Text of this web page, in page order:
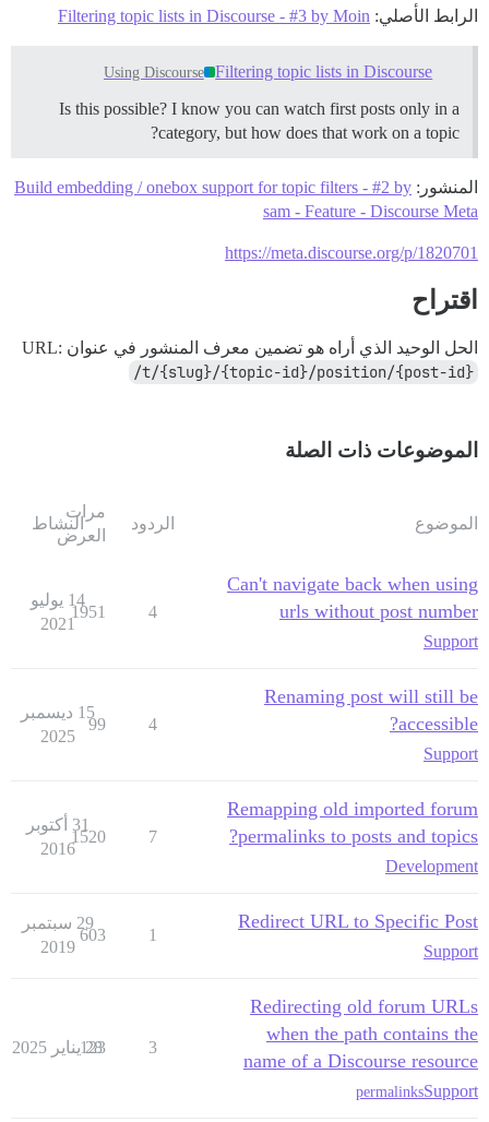
الرابط الأصلي: Filtering topic lists in Discourse - #3 by Moin
Filtering topic lists in Discourse
Using Discourse
Is this possible? I know you can watch first posts only in a
category, but how does that work on a topic?
المنشور: Build embedding / onebox support for topic filters - #2 by
sam - Feature - Discourse Meta
https://meta.discourse.org/p/1820701
اقتراح
الحل الوحيد الذي أراه هو تضمين معرف المنشور في عنوان URL:
/t/{slug}/{topic-id}/position/{post-id}
الموضوعات ذات الصلة
الموضوع الردود
مرات
العرض
النشاط
Can't navigate back when using
urls without post number
Support
4
1951
14 يوليو
2021
Renaming post will still be
accessible?
Support
4
99
15 ديسمبر
2025
Remapping old imported forum
permalinks to posts and topics?
Development
7
1520
31 أكتوبر
2016
Redirect URL to Specific Post
Support
1
603
29 سبتمبر
2019
Redirecting old forum URLs
when the path contains the
name of a Discourse resource
Support
permalinks
3
123
28 يناير 2025